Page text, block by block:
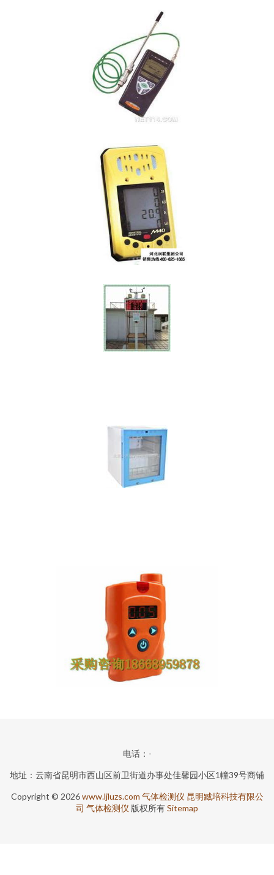
电话：-
地址：云南省昆明市西山区前卫街道办事处佳馨园小区1幢39号商铺
Copyright © 2026www.ljluzs.com 气体检测仪 昆明臧培科技有限公
司 气体检测仪 版权所有Sitemap